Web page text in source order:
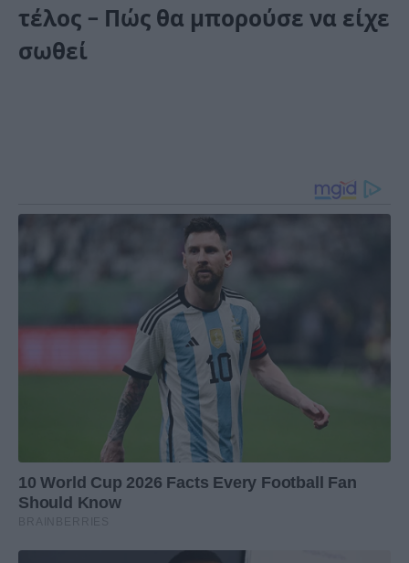
τέλος – Πώς θα μπορούσε να είχε
σωθεί